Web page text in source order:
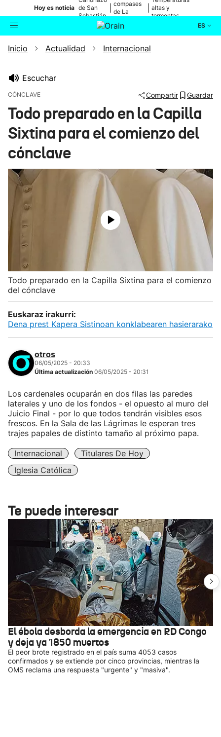
Hoy es noticia de San
Sebastián
compases
de La
altas y
tormentas
ES
Buscador Actualidad
Ikusmiran
Inicio Actualidad Internacional
Escuchar
CÓNCLAVE Compartir Guardar
Todo preparado en la Capilla
Sixtina para el comienzo del
cónclave
Todo preparado en la Capilla Sixtina para el comienzo
del cónclave
Euskaraz irakurri:
Dena prest Kapera Sistinoan konklabearen hasierarako
otros
06/05/2025 - 20:33
Última actualización 06/05/2025 - 20:31
Los cardenales ocuparán en dos filas las paredes
laterales y uno de los fondos - el opuesto al muro del
Juicio Final - por lo que todos tendrán visibles esos
frescos. En la Sala de las Lágrimas le esperan tres
trajes papales de distinto tamaño al próximo papa.
Internacional
Titulares De Hoy
Iglesia Católica
Te puede interesar
El ébola desborda la emergencia en RD Congo
y deja ya 1850 muertos
El peor brote registrado en el país suma 4053 casos
confirmados y se extiende por cinco provincias, mientras la
OMS reclama una respuesta "urgente" y "masiva".